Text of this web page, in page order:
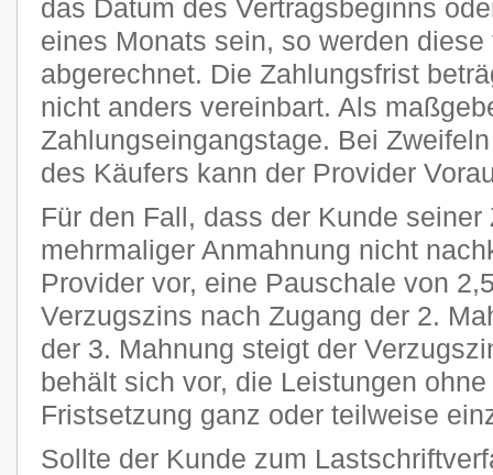
das Datum des Vertragsbeginns
eines Monats sein, so werden
abgerechnet. Die Zahlungsfrist
nicht anders vereinbart. Als
Zahlungseingangstage. Bei
des Käufers kann der Provider
Für den Fall, dass der Kunde
mehrmaliger Anmahnung nicht
Provider vor, eine Pauschale von
Verzugszins nach Zugang der 2.
der 3. Mahnung steigt der
behält sich vor, die Leistungen
Fristsetzung ganz oder teilweise
Sollte der Kunde zum